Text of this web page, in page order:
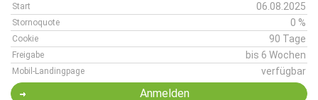
Start 06.08.2025
Stornoquote 0 %
Cookie 90 Tage
Freigabe bis 6 Wochen
Mobil-Landingpage verfügbar
Anmelden